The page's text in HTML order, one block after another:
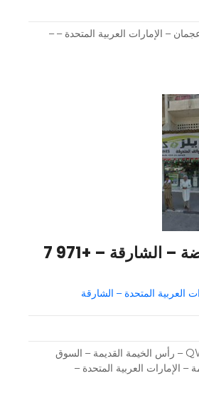
عوافي للرياضة – الشارقة – +971 7
العربية المتحدة – الشارقة
QWWX + 9JJ – رأس الخيمة القديمة – السوق
– الإمارات العربية المتحدة –